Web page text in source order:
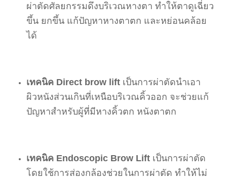
ผ่าตัดศัลยกรรมดึงบริเวณหางตา ทำให้ตาดูเฉี่ยว
ขึ้น ยกขึ้น แก้ปัญหาหางตาตก และหย่อนคล้อย
ได้
เทคนิค Direct brow lift เป็นการผ่าตัดนำเอา
ผิวหนังส่วนเกินที่เหนือบริเวณคิ้วออก จะช่วยแก้
ปัญหาสำหรับผู้ที่มีหางคิ้วตก หนังตาตก
เทคนิค Endoscopic Brow Lift เป็นการผ่าตัด
โดยใช้การส่องกล้องช่วยในการผ่าตัด ทำให้ไม่